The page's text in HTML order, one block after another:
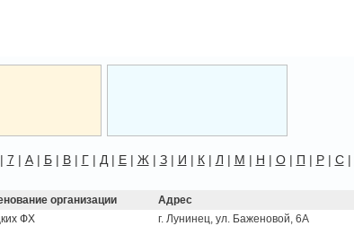
7 | А| Б| В| Г| Д| Е| Ж| З| И | К| Л | М | Н | О| П | Р| С|
организации Адрес
ФХ г. Лунинец, ул. Баженовой, 6A